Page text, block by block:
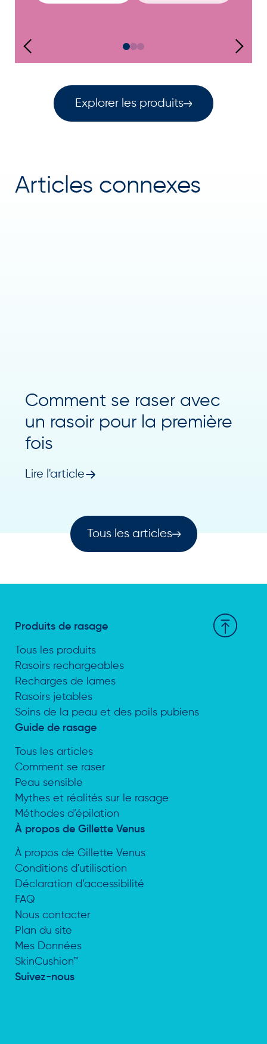
Explorer les produits
Articles connexes
Comment se raser avec
un rasoir pour la première
fois
Lire l'article
Tous les articles
Produits de rasage
Tous les produits
Rasoirs rechargeables
Recharges de lames
Rasoirs jetables
Soins de la peau et des poils pubiens
Guide de rasage
Tous les articles
Comment se raser
Peau sensible
Mythes et réalités sur le rasage
Méthodes d’épilation
À propos de Gillette Venus
À propos de Gillette Venus
Conditions d'utilisation
Déclaration d’accessibilité
FAQ
Nous contacter
Plan du site
Mes Données
SkinCushion™
Suivez-nous